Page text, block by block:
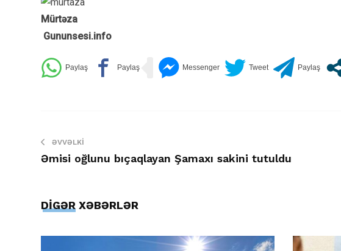
Mürtəza
Gununsesi.info
ƏVVƏLKI
Əmisi oğlunu bıçaqlayan Şamaxı sakini tutuldu
DİGƏR XƏBƏRLƏR